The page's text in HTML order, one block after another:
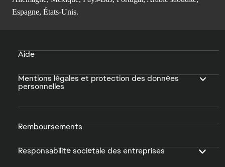
Espagne, États-Unis.
Aide
Mentions légales et protection des données
personnelles
Remboursements
Responsabilité sociétale des entreprises